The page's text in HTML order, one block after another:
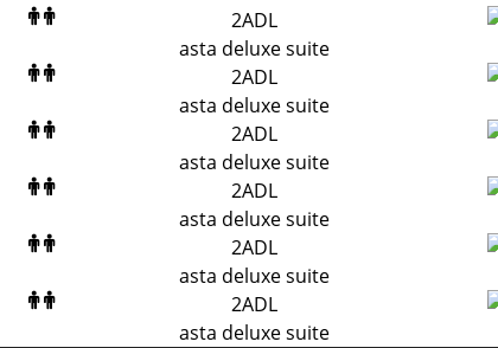
2ADL
asta deluxe suite
2ADL
asta deluxe suite
2ADL
asta deluxe suite
2ADL
asta deluxe suite
2ADL
asta deluxe suite
2ADL
asta deluxe suite